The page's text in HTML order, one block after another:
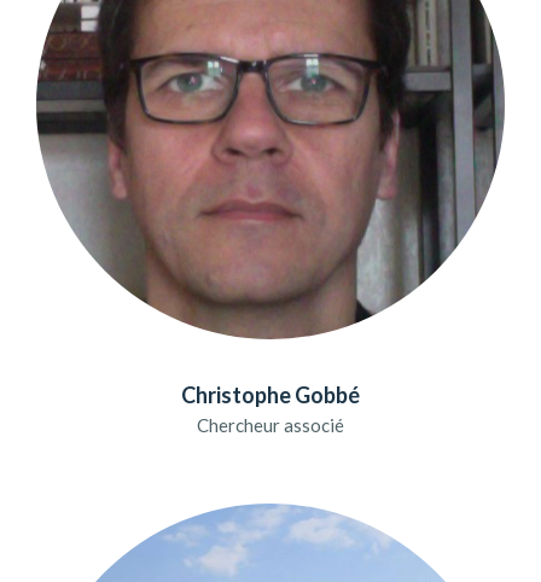
Christophe Gobbé
Chercheur associé